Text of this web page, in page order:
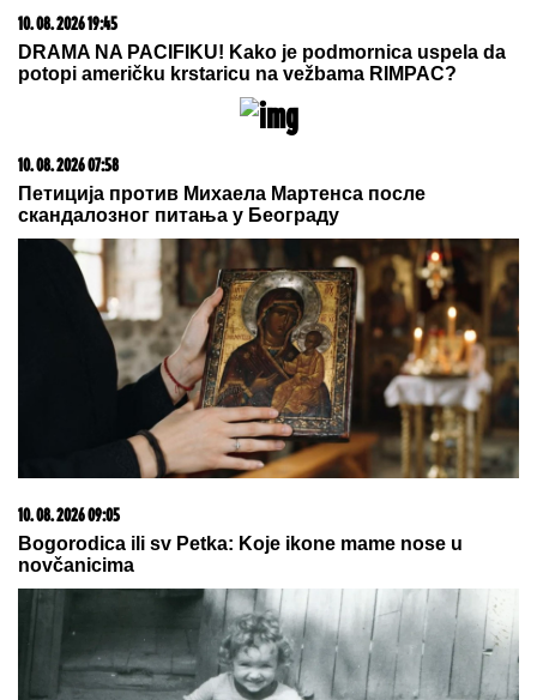
I ženska i muška štafeta Velike Britanije je najbolja u
Evropi
novca do septembra: Mnogi ne znaju da imaju pravo